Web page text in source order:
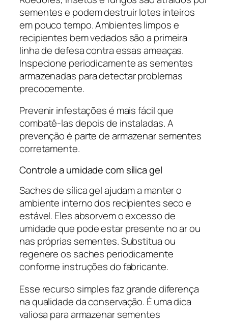
sementes e podem destruir lotes inteiros
em pouco tempo. Ambientes limpos e
recipientes bem vedados são a primeira
linha de defesa contra essas ameaças.
Inspecione periodicamente as sementes
armazenadas para detectar problemas
precocemente.
Prevenir infestações é mais fácil que
combatê-las depois de instaladas. A
prevenção é parte de armazenar sementes
corretamente.
Controle a umidade com sílica gel
Saches de sílica gel ajudam a manter o
ambiente interno dos recipientes seco e
estável. Eles absorvem o excesso de
umidade que pode estar presente no ar ou
nas próprias sementes. Substitua ou
regenere os saches periodicamente
conforme instruções do fabricante.
Esse recurso simples faz grande diferença
na qualidade da conservação. É uma dica
valiosa para armazenar sementes